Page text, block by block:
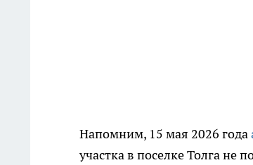
Напомним, 15 мая 2026 года
участка в поселке Толга не